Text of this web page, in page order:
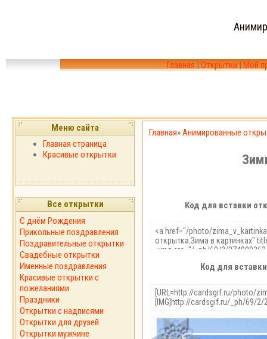
Главная|Открытки|Мой
Меню сайта
Главная страница
Красивые открытки
Все открытки
С днём Рождения
Прикольные поздравления
Поздравительные открытки
Свадебные открытки
Именные поздравления
Красивые открытки с
пожеланиями
Праздники
Открытки с надписями
Открытки для друзей
Открытки мужчине
Главная»Анимированные
Код для вставки
Код для